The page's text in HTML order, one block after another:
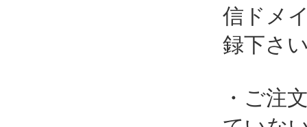
信ドメ
録下さ
・ご注